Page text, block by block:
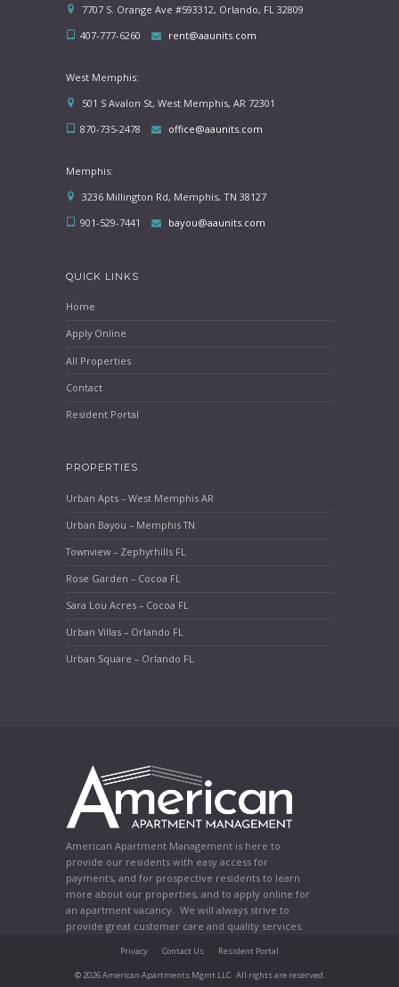
7707 S. Orange Ave #593312, Orlando, FL 32809
407-777-6260
rent@aaunits.com
West Memphis:
501 S Avalon St, West Memphis, AR 72301
870-735-2478
office@aaunits.com
Memphis:
3236 Millington Rd, Memphis, TN 38127
901-529-7441
bayou@aaunits.com
QUICK LINKS
Home
Apply Online
All Properties
Contact
Resident Portal
PROPERTIES
Urban Apts – West Memphis AR
Urban Bayou – Memphis TN
Townview – Zephyrhills FL
Rose Garden – Cocoa FL
Sara Lou Acres – Cocoa FL
Urban Villas – Orlando FL
Urban Square – Orlando FL
American Apartment Management is here to
provide our residents with easy access for
payments, and for prospective residents to learn
more about our properties, and to apply online for
an apartment vacancy. We will always strive to
provide great customer care and quality services.
Privacy Contact Us Resident Portal
© 2026 American Apartments Mgmt LLC. All rights are reserved.